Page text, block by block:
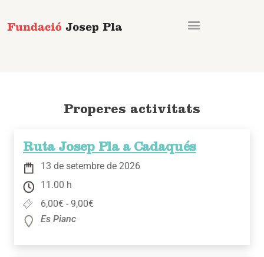
al
Properes activitats
Ruta Josep Pla a Cadaqués
13 de setembre de 2026
11.00 h
6,00€ - 9,00€
Es Pianc